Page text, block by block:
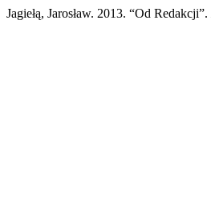
Jagiełą, Jarosław. 2013. “Od Redakcji”.